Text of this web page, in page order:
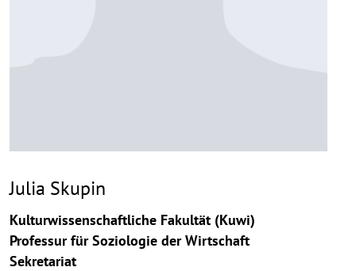
Julia Skupin
Kulturwissenschaftliche Fakultät (Kuwi)
Professur für Soziologie der Wirtschaft
Sekretariat